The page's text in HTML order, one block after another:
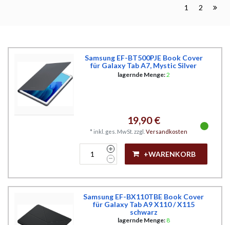
1 2
Samsung EF-BT500PJE Book Cover
für Galaxy Tab A7, Mystic Silver
lagernde Menge:2
19,90 €
* inkl. ges. MwSt. zzgl. Versandkosten
+WARENKORB
Samsung EF-BX110TBE Book Cover
für Galaxy Tab A9 X110 / X115
schwarz
lagernde Menge: 8